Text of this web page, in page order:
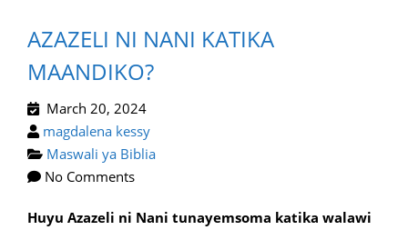
AZAZELI NI NANI KATIKA
MAANDIKO?
March 20, 2024
magdalena kessy
Maswali ya Biblia
No Comments
Huyu Azazeli ni Nani tunayemsoma katika walawi